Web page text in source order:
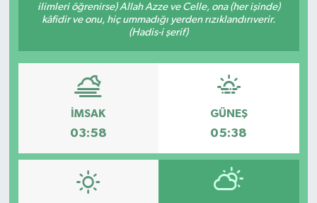
ilimleri öğrenirse) Allah Azze ve Celle, ona (her işinde)
kâfidir ve onu, hiç ummadığı yerden rızıklandırıverir.
(Hadis-i şerif)
İMSAK
03:58
GÜNEŞ
05:38